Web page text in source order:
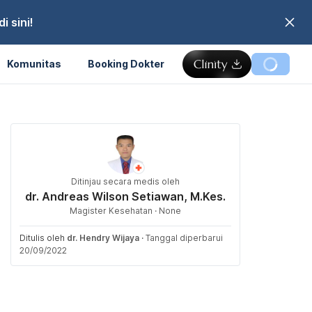
sini!
Komunitas Booking Dokter
Ditinjau secara medis oleh
dr. Andreas Wilson Setiawan, M.Kes.
Magister Kesehatan · None
Ditulis oleh dr. Hendry Wijaya · Tanggal diperbarui
20/09/2022